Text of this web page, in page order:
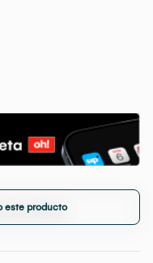
este producto